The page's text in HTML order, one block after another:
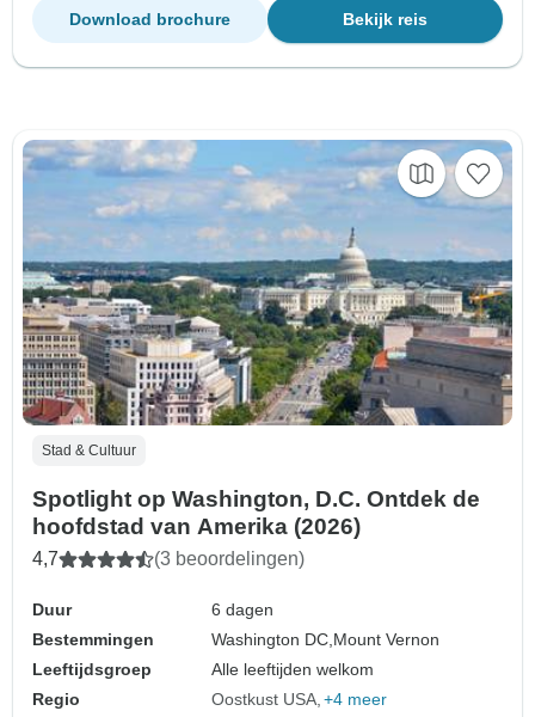
Bekijk reis
Download brochure
Stad & Cultuur
Spotlight op Washington, D.C. Ontdek de
hoofdstad van Amerika (2026)
4,7 (3 beoordelingen)
Duur
6 dagen
Bestemmingen
Washington DC, Mount Vernon
Leeftijdsgroep
Alle leeftijden welkom
Regio
Oostkust USA +4 meer